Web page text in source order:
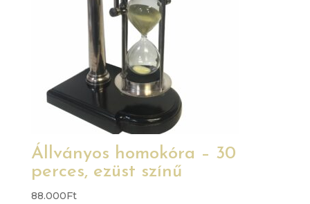
Állványos homokóra – 30
perces, ezüst színű
88.000Ft